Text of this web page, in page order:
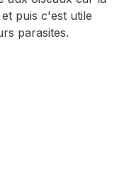
puis c'est utile
parasites.